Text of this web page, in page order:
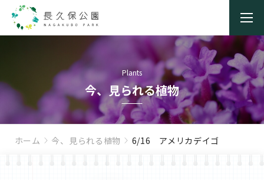
Plants
今、見られる植物
ホーム 今、見られる植物 6/16 アメリカデイゴ